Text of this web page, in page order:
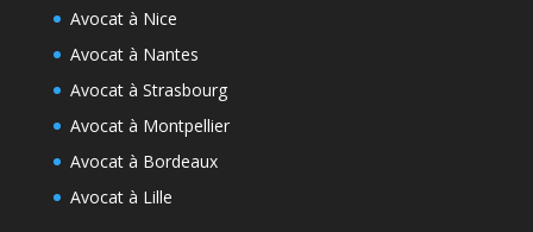
Avocat à Nice
Avocat à Nantes
Avocat à Strasbourg
Avocat à Montpellier
Avocat à Bordeaux
Avocat à Lille